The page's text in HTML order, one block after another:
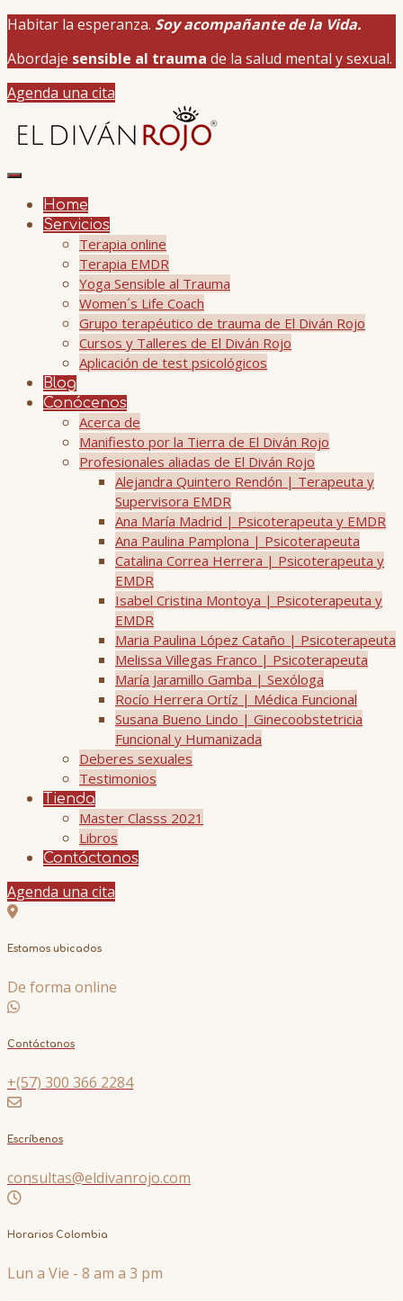
Habitar la esperanza. Soy acompañante de la Vida.
Abordaje sensible al trauma de la salud mental y sexual.
Agenda una cita
Home
Servicios
Terapia online
Terapia EMDR
Yoga Sensible al Trauma
Women´s Life Coach
Grupo terapéutico de trauma de El Diván Rojo
Cursos y Talleres de El Diván Rojo
Aplicación de test psicológicos
Blog
Conócenos
Acerca de
Manifiesto por la Tierra de El Diván Rojo
Profesionales aliadas de El Diván Rojo
Alejandra Quintero Rendón | Terapeuta y
Supervisora EMDR
Ana María Madrid | Psicoterapeuta y EMDR
Ana Paulina Pamplona | Psicoterapeuta
Catalina Correa Herrera | Psicoterapeuta y
EMDR
Isabel Cristina Montoya | Psicoterapeuta y
EMDR
Maria Paulina López Cataño | Psicoterapeuta
Melissa Villegas Franco | Psicoterapeuta
María Jaramillo Gamba | Sexóloga
Rocío Herrera Ortíz | Médica Funcional
Susana Bueno Lindo | Ginecoobstetricia
Funcional y Humanizada
Deberes sexuales
Testimonios
Tienda
Master Classs 2021
Libros
Contáctanos
Agenda una cita
Estamos ubicados
De forma online
Contáctanos
+(57) 300 366 2284
Escríbenos
consultas@eldivanrojo.com
Horarios Colombia
Lun a Vie - 8 am a 3 pm